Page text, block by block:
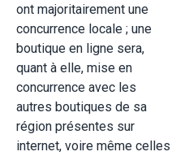
ont majoritairement une
concurrence locale ; une
boutique en ligne sera,
quant à elle, mise en
concurrence avec les
autres boutiques de sa
région présentes sur
internet, voire même celles